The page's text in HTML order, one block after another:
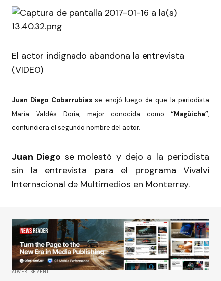
El actor indignado abandona la entrevista
(VIDEO)
Juan Diego Cobarrubiasse enojó luego de que la periodista
María Valdés Doria, mejor conocida como “Magüicha”,
confundiera el segundo nombre del actor.
Juan Diego se molestó y dejo a la periodista
sin la entrevista para el programa Vivalvi
Internacional de Multimedios en Monterrey.
ADVERTISEMENT